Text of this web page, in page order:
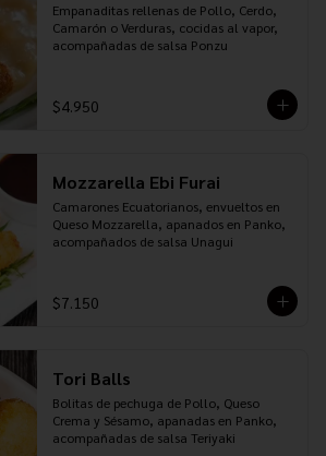
Empanaditas rellenas de Pollo, Cerdo,
Camarón o Verduras, cocidas al vapor,
acompañadas de salsa Ponzu
$4.950
Mozzarella Ebi Furai
Camarones Ecuatorianos, envueltos en
Queso Mozzarella, apanados en Panko,
acompañados de salsa Unagui
$7.150
Tori Balls
Bolitas de pechuga de Pollo, Queso
Crema y Sésamo, apanadas en Panko,
acompañadas de salsa Teriyaki